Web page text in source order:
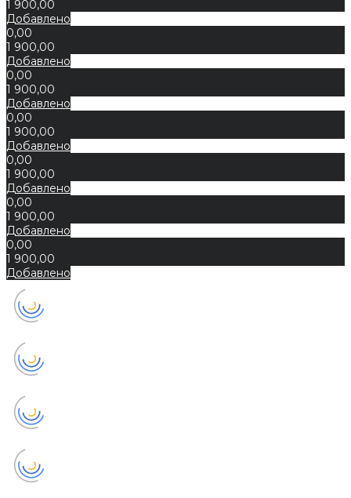
1 900,00
Добавлено
0,00
1 900,00
Добавлено
0,00
1 900,00
Добавлено
0,00
1 900,00
Добавлено
0,00
1 900,00
Добавлено
0,00
1 900,00
Добавлено
0,00
1 900,00
Добавлено